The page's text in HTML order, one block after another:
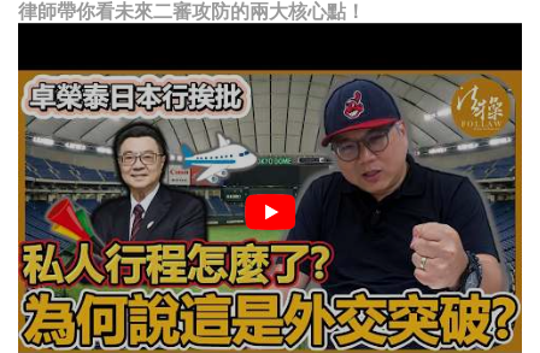
律師帶你看未來二審攻防的兩大核心點！